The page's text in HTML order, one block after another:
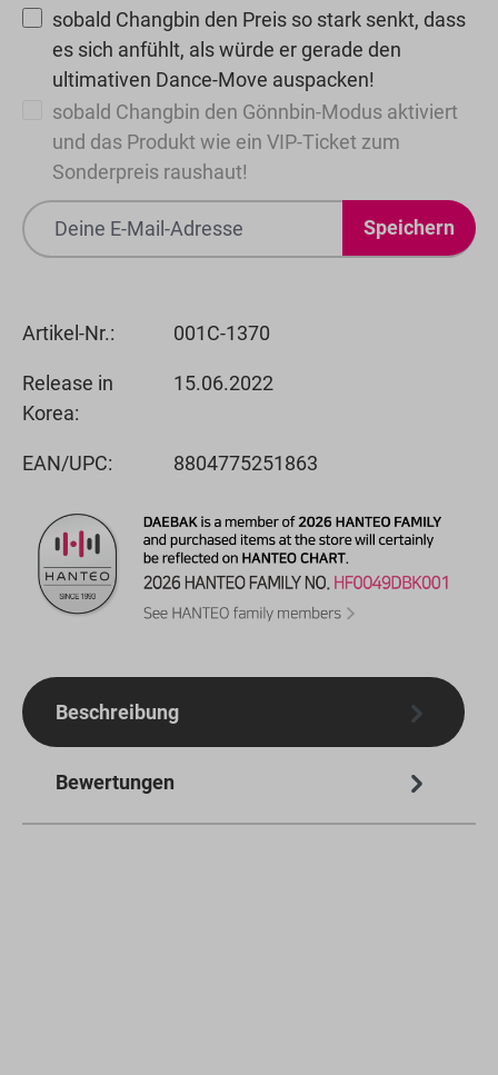
sobald Changbin den Preis so stark senkt, dass
es sich anfühlt, als würde er gerade den
ultimativen Dance-Move auspacken!
sobald Changbin den Gönnbin-Modus aktiviert
und das Produkt wie ein VIP-Ticket zum
Sonderpreis raushaut!
Speichern
Artikel-Nr.: 001C-1370
Release in
Korea:
15.06.2022
EAN/UPC: 8804775251863
Beschreibung
Bewertungen